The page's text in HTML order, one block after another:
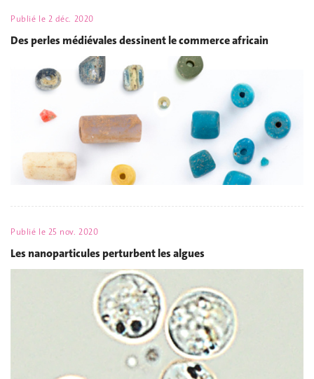
Publié le 2 déc. 2020
Des perles médiévales dessinent le commerce africain
Publié le 25 nov. 2020
Les nanoparticules perturbent les algues